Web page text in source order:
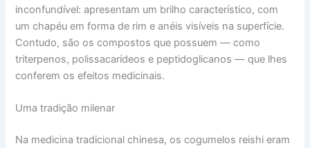
inconfundível: apresentam um brilho característico, com
um chapéu em forma de rim e anéis visíveis na superfície.
Contudo, são os compostos que possuem — como
triterpenos, polissacarídeos e peptidoglicanos — que lhes
conferem os efeitos medicinais.
Uma tradição milenar
Na medicina tradicional chinesa, os cogumelos reishi eram